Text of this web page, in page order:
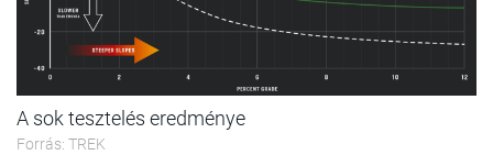
A sok tesztelés eredménye
Forrás: TREK